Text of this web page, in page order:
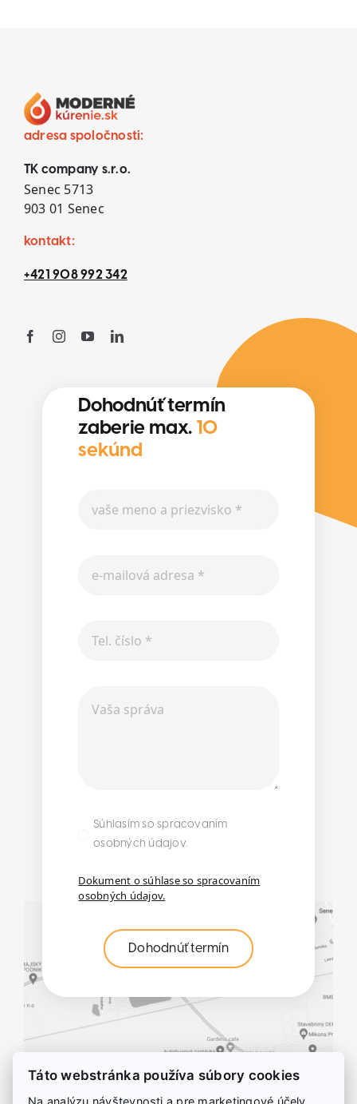
adresa spoločnosti:
TK company s.r.o.
Senec 5713
903 01 Senec
kontakt:
+421 908 992 342
Dohodnúť termín
zaberie max. 10
sekúnd
Súhlasím so spracovaním
osobných údajov.
Dokument o súhlase so spracovaním
osobných údajov.
Dohodnúť termín
Táto webstránka používa súbory cookies
Na analýzu návštevnosti a pre marketingové účely